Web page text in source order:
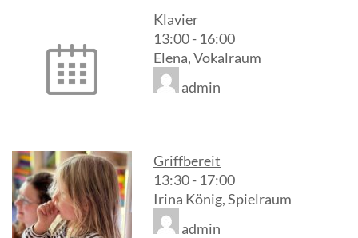
Klavier
13:00- 16:00
Elena, Vokalraum
admin
Griffbereit
13:30- 17:00
Irina König, Spielraum
admin